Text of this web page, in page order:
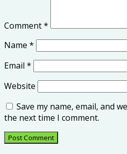
Comment*
Name *
Email *
Website
Save my name, email, and
the next time I comment.